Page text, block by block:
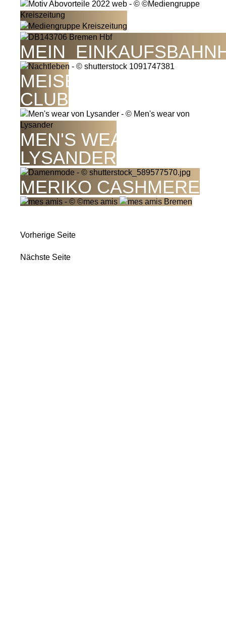
MEISENFREI BLUES
CLUB
MEN'S WEAR VON
LYSANDER
MERIKO CASHMERE
Vorherige Seite
Nächste Seite